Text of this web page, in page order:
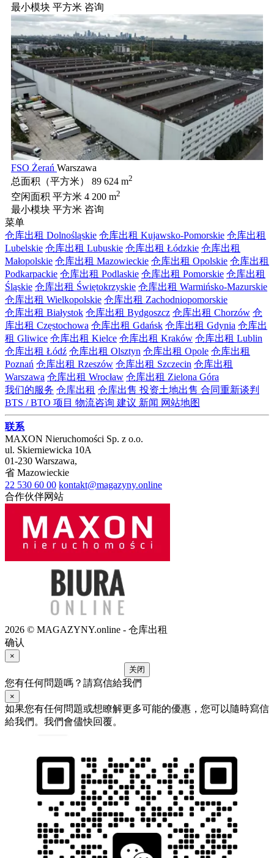
最小模块 平方米 咨询
FSO Żerań Warszawa
总面积（平方米）
89 624 m2
空闲面积 平方米 4 200 m2
最小模块 平方米 咨询
菜单
仓库出租 Dolnośląskie 仓库出租 Kujawsko-Pomorskie 仓库出租
Lubelskie 仓库出租 Lubuskie 仓库出租 Łódzkie 仓库出租
Małopolskie 仓库出租 Mazowieckie 仓库出租 Opolskie 仓库出租
Podkarpackie 仓库出租 Podlaskie 仓库出租 Pomorskie 仓库出租
Śląskie 仓库出租 Świętokrzyskie 仓库出租 Warmińsko-Mazurskie
仓库出租 Wielkopolskie 仓库出租 Zachodniopomorskie
仓库出租 Białystok 仓库出租 Bydgoszcz 仓库出租 Chorzów 仓
库出租 Częstochowa 仓库出租 Gdańsk 仓库出租 Gdynia 仓库出
租 Gliwice 仓库出租 Kielce 仓库出租 Kraków 仓库出租 Lublin
仓库出租 Łódź 仓库出租 Olsztyn 仓库出租 Opole 仓库出租
Poznań 仓库出租 Rzeszów 仓库出租 Szczecin 仓库出租
Warszawa 仓库出租 Wrocław 仓库出租 Zielona Góra
我们的服务 仓库出租 仓库出售 投资土地出售 合同重新谈判
BTS / BTO 项目 物流咨询 建议 新闻 网站地图
联系
MAXON Nieruchomości Sp. z o.o.
ul. Skierniewicka 10A
01-230 Warszawa,
省 Mazowieckie
22 530 60 00 kontakt@magazyny.online
合作伙伴网站
2026 © MAGAZYNY.online - 仓库出租
确认
×
关闭
您有任何問題嗎？請寫信給我們
×
如果您有任何問題或想瞭解更多可能的優惠，您可以隨時寫信
給我們。我們會儘快回覆。